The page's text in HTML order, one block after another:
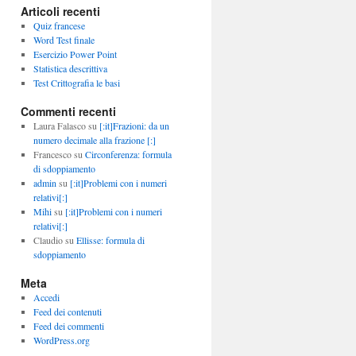
Articoli recenti
Quiz francese
Word Test finale
Esercizio Power Point
Statistica descrittiva
Test Crittografia le basi
Commenti recenti
Laura Falascosu [:it]Frazioni: da un
numero decimale alla frazione [:]
Francescosu Circonferenza: formula
di sdoppiamento
admin su [:it]Problemi con i numeri
relativi[:]
Mihisu [:it]Problemi con i numeri
relativi[:]
Claudiosu Ellisse: formula di
sdoppiamento
Meta
Accedi
Feed dei contenuti
Feed dei commenti
WordPress.org